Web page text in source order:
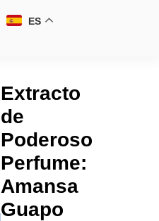
ES
Extracto
de
Poderoso
Perfume:
Amansa
Guapo